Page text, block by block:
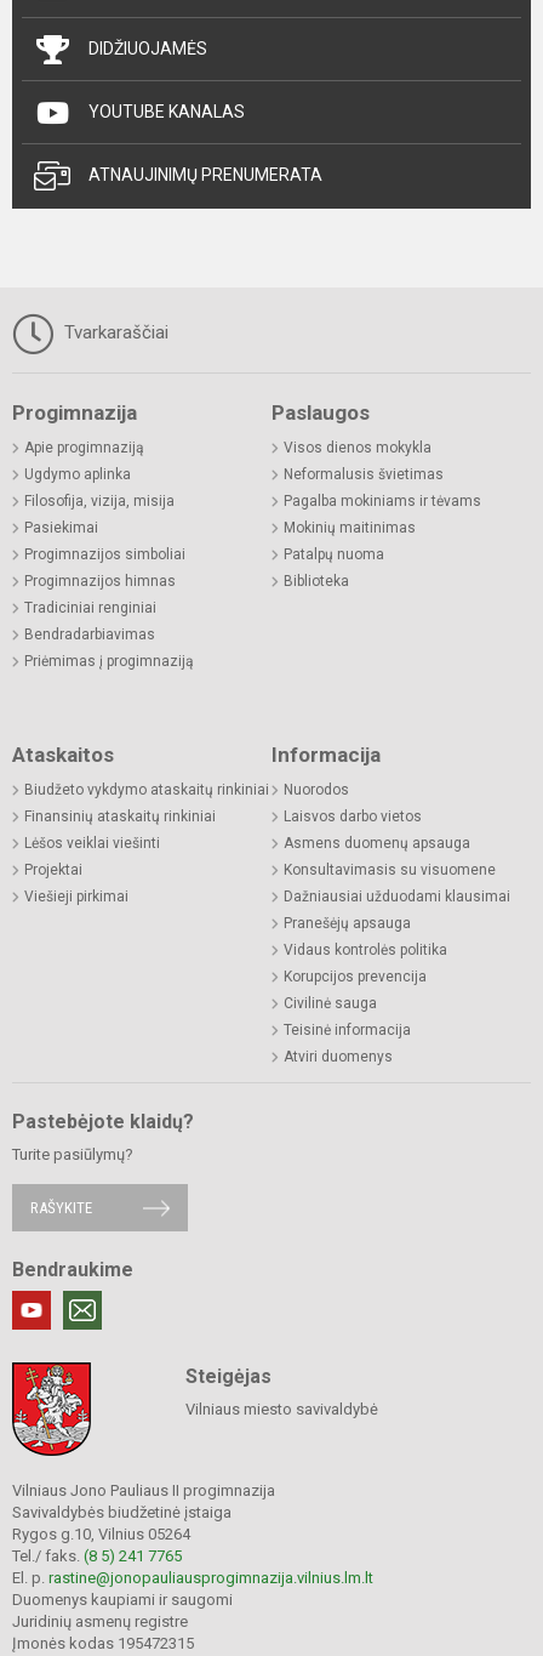
DIDŽIUOJAMĖS
YOUTUBE KANALAS
ATNAUJINIMŲ PRENUMERATA
Tvarkaraščiai
Progimnazija
Apie progimnaziją
Ugdymo aplinka
Filosofija, vizija, misija
Pasiekimai
Progimnazijos simboliai
Progimnazijos himnas
Tradiciniai renginiai
Bendradarbiavimas
Priėmimas į progimnaziją
Paslaugos
Visos dienos mokykla
Neformalusis švietimas
Pagalba mokiniams ir tėvams
Mokinių maitinimas
Patalpų nuoma
Biblioteka
Ataskaitos
Biudžeto vykdymo ataskaitų rinkiniai
Finansinių ataskaitų rinkiniai
Lėšos veiklai viešinti
Projektai
Viešieji pirkimai
Informacija
Nuorodos
Laisvos darbo vietos
Asmens duomenų apsauga
Konsultavimasis su visuomene
Dažniausiai užduodami klausimai
Pranešėjų apsauga
Vidaus kontrolės politika
Korupcijos prevencija
Civilinė sauga
Teisinė informacija
Atviri duomenys
Pastebėjote klaidų?
Turite pasiūlymų?
RAŠYKITE
Bendraukime
Steigėjas
Vilniaus miesto savivaldybė
Vilniaus Jono Pauliaus II progimnazija
Savivaldybės biudžetinė įstaiga
Rygos g.10, Vilnius 05264
Tel./ faks. (8 5) 241 7765
El. p. rastine@jonopauliausprogimnazija.vilnius.lm.lt
Duomenys kaupiami ir saugomi
Juridinių asmenų registre
Įmonės kodas 195472315